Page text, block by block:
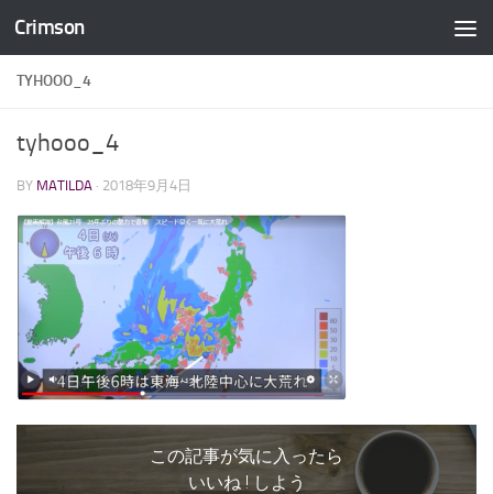
コンテンツへスキップ
Crimson
TYHOOO_4
tyhooo_4
BY MATILDA · 2018年9月4日
この記事が気に入ったら
いいね ! しよう